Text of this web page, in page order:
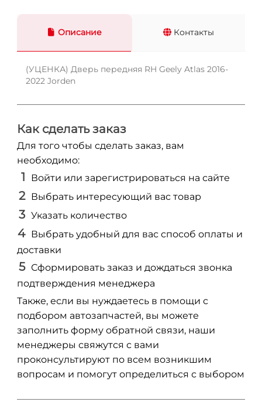
Описание Контакты
(УЦЕНКА) Дверь передняя RH Geely Atlas 2016-
2022 Jorden
Как сделать заказ
Для того чтобы сделать заказ, вам
необходимо:
Войти или зарегистрироваться на сайте
Выбрать интересующий вас товар
Указать количество
Выбрать удобный для вас способ оплаты и
доставки
Сформировать заказ и дождаться звонка
подтверждения менеджера
Также, если вы нуждаетесь в помощи с
подбором автозапчастей, вы можете
заполнить форму обратной связи, наши
менеджеры свяжутся с вами
проконсультируют по всем возникшим
вопросам и помогут определиться с выбором